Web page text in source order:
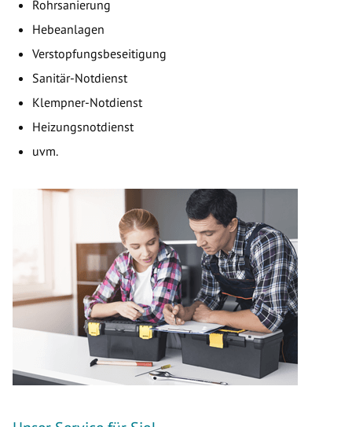
Rohrsanierung
Hebeanlagen
Verstopfungsbeseitigung
Sanitär-Notdienst
Klempner-Notdienst
Heizungsnotdienst
uvm.